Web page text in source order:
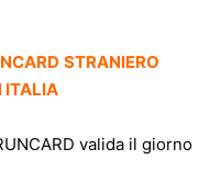
STRANIERO
ITALIA
valida il giorno